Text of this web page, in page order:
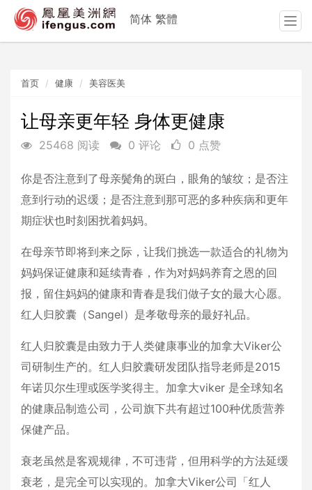
首页 健康 美容医美
让母亲更年轻 身体更健康
25468 阅读 0 评论 0 点赞
你是否注意到了母亲鬓角的斑白，眼角的皱纹；是否注
意到行动的迟缓；是否注意到那可恶的多种疾病和更年
期症状也时刻困扰着妈妈。
在母亲节即将到来之际，让我们挑选一款适合的礼物为
妈妈保证健康和延续青春，作为对妈妈养育之恩的回
报，留住妈妈的健康和青春是我们做子女的最大心愿。
红人归胶囊（Sangel）是孝敬母亲的最好礼品。
红人归胶囊是由致力于人类健康事业的加拿大Viker公
司研制生产的。红人归胶囊研发团队指导老师是2015
年诺贝尔生理或医学奖得主。加拿大viker 是全球知名
的健康品制造公司，公司旗下共有超过100种优质营养
保健产品。
衰老虽然是客观规律，不可违背，但用科学的方法延缓
衰老，是完全可以实现的。加拿大Viker公司「红人
简体 繁體
T
o
g
n